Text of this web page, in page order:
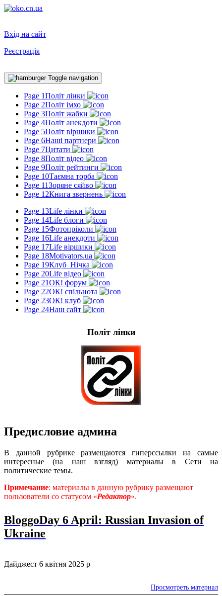
Вхід на сайт
Реєстрація
Toggle navigation
Page 1Політ лінки
Page 2Політ імхо
Page 3Політ жабки
Page 4Політ анекдоти
Page 5Політ віршики
Page 6Наші партнери
Page 7Цитати
Page 8Політ відео
Page 9Політ рейтинги
Page 10Таємна торба
Page 11Зоряне сяйво
Page 12Книга звернень
Page 13Life лінки
Page 14Life блоги
Page 15Фотопріколи
Page 16Life анекдоти
Page 17Life віршики
Page 18Motivators.ua
Page 19Клуб_Нічка
Page 20Life відео
Page 21ОК! форум
Page 22ОК! спільнота
Page 23ОК! клуб
Page 24Наш сайт
Політ лінки
Предисловие админа
В данной рубрике размещаются гиперссылки на самые
интересные (на наш взгляд) материалы в Сети на
политические темы.
Примечание: материалы в данную рубрику размещают
пользователи со статусом «Редактор«.
BloggoDay 6 April: Russian Invasion of
Ukraine
Дайджест 6 квітня 2025 р
Просмотреть материал